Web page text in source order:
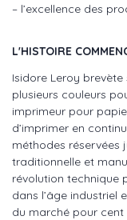
– l’excellence des
L'HISTOIRE
Isidore Leroy
plusieurs couleurs
imprimeur pour
d’imprimer en
méthodes réservées
traditionnelle et
révolution technique
dans l’âge industriel
du marché pour cent